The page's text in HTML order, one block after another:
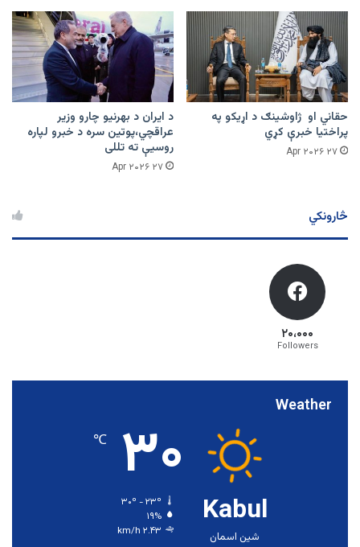
حقاني او ژاوشینګ د اړیکو په
پراختیا خبرې کړي
۲۷ Apr ۲۰۲۶
د ایران د بهرنیو چارو وزیر
عراقچي،پوتین سره د خبرو لپاره
روسیې ته تللی
۲۷ Apr ۲۰۲۶
څارونکي
۲۰،۰۰۰
Followers
Weather
Kabul
شین اسمان
۳۰ ℃
۱۹%
۲.۴۳ km/h